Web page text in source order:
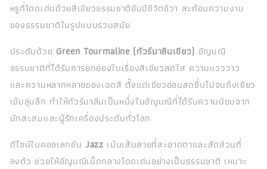
หรูที่โดดเด่นด้วยสีเขียวธรรมชาติอันมีชีวิตชีวา สะท้อนความงาม
ของธรรมชาติในรูปแบบร่วมสมัย
ประดับด้วย Green Tourmaline (ทัวร์มาลีนเขียว) อัญมณี
ธรรมชาติที่ได้รับการยกย่องในเรื่องสีเขียวสดใส ความแวววาว
และความหลากหลายของเฉดสี ตั้งแต่เขียวอ่อนสดชื่นไปจนถึงเขียว
เข้มลุ่มลึก ทำให้ทัวร์มาลีนเป็นหนึ่งในอัญมณีที่ได้รับความนิยมจาก
นักสะสมและผู้รักเครื่องประดับทั่วโลก
ดีไซน์ในคอลเลกชัน Jazz เน้นเส้นสายที่สะอาดตาและสัดส่วนที่
ลงตัว ช่วยให้อัญมณีเม็ดกลางโดดเด่นอย่างเป็นธรรมชาติ เหมาะ